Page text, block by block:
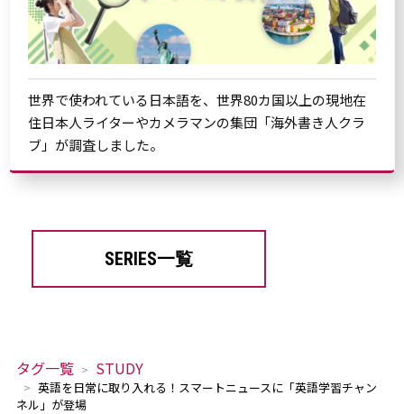
世界で使われている日本語を、世界80カ国以上の現地在
住日本人ライターやカメラマンの集団「海外書き人クラ
ブ」が調査しました。
SERIES一覧
タグ一覧 STUDY
英語を日常に取り入れる！スマートニュースに「英語学習チャン
ネル」が登場